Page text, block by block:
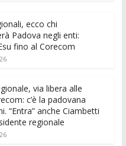
ss
e
n
er
di
t
k
e
dI
di
vi
ecco chi
Padova negli enti:
fino al Corecom
via libera alle
c’è la padovana
“Entra” anche Ciambetti
regionale